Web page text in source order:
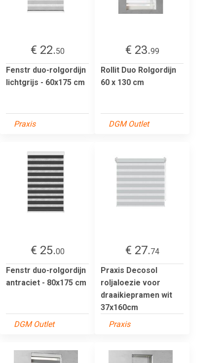
€ 22.50
Fenstr duo-rolgordijn
lichtgrijs - 60x175 cm
Praxis
€ 23.99
Rollit Duo Rolgordijn
60 x 130 cm
DGM Outlet
€ 25.00
Fenstr duo-rolgordijn
antraciet - 80x175 cm
DGM Outlet
€ 27.74
Praxis Decosol
roljaloezie voor
draaikiepramen wit
37x160cm
Praxis